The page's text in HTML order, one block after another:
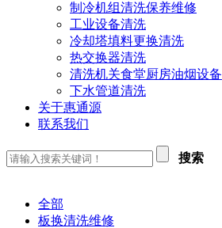
制冷机组清洗保养维修
工业设备清洗
冷却塔填料更换清洗
热交换器清洗
清洗机关食堂厨房油烟设备
下水管道清洗
关于惠通源
联系我们
搜索
全部
板换清洗维修